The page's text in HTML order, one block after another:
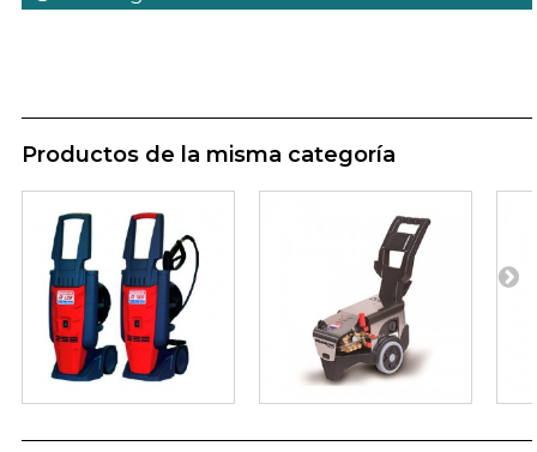
Productos de la misma categoría